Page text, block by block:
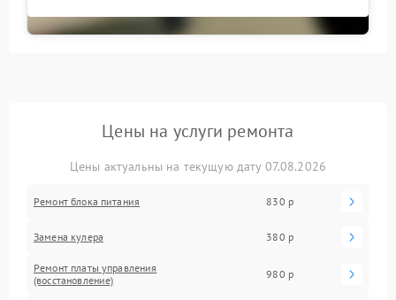
Цены на услуги ремонта
Цены актуальны на текущую дату 07.08.2026
Ремонт блока питания 830 р
Замена кулера 380 р
Ремонт платы управления
(восстановление)
980 р